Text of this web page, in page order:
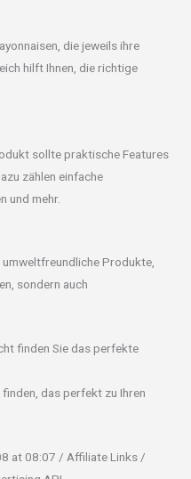
die jeweils ihre
hilft Ihnen, die richtige
sollte praktische Features
zählen einfache
und mehr.
Produkte,
sondern auch
finden Sie das perfekte
das perfekt zu Ihren
at 08:07 / Affiliate Links /